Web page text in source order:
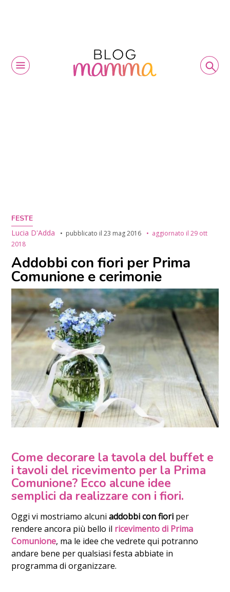
FESTE
Lucia D'Adda
pubblicato il23 mag 2016 aggiornato il29 ott
2018
Addobbi con fiori per Prima
Comunione e cerimonie
Come decorare la tavola del buffet e
i tavoli del ricevimento per la Prima
Comunione? Ecco alcune idee
semplici da realizzare con i fiori.
Oggi vi mostriamo alcuniaddobbi con fiori per
rendere ancora più bello il ricevimento di Prima
Comunione, ma le idee che vedrete qui potranno
andare bene per qualsiasi festa abbiate in
programma di organizzare.